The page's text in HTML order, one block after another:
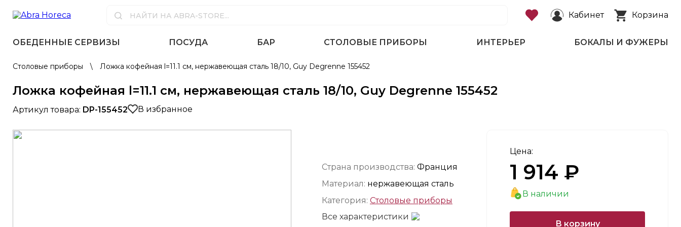
Кабинет Корзина
ОБЕДЕННЫЕ СЕРВИЗЫ ПОСУДА БАР СТОЛОВЫЕ ПРИБОРЫ ИНТЕРЬЕР БОКАЛЫ И ФУЖЕРЫ
Столовые приборы \ Ложка кофейная l=11.1 см, нержавеющая сталь 18/10, Guy Degrenne 155452
Ложка кофейная l=11.1 см, нержавеющая сталь 18/10, Guy Degrenne 155452
Артикул товара: DP-155452 В избранное
Страна производства: Франция
Материал: нержавеющая сталь
Категория: Столовые приборы
Все характеристики
Цена:
1 914 ₽
В наличии
В корзину